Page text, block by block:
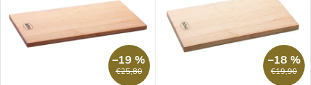
e
n
p
€25,80
–19 %
€19,90
–18 %